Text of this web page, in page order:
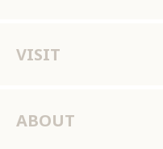
VISIT
ABOUT